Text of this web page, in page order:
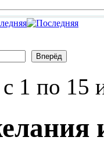
1 по 15